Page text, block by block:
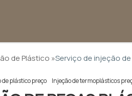
de Plástico »Serviço de injeção
de plástico preço Injeção de termoplásticos